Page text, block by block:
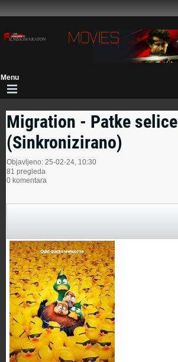
Migration - Patke selice
(Sinkronizirano)
Objavljeno: 25-02-24, 10:30
81 pregleda
0 komentara